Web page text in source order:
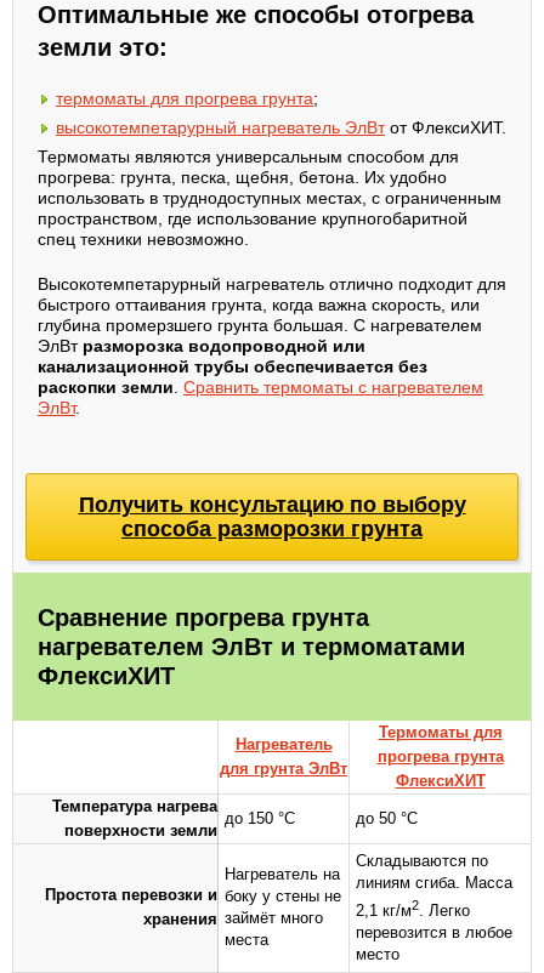
Оптимальные же способы отогрева
земли это:
термоматы для прогрева грунта;
высокотемпетарурный нагреватель ЭлВтот ФлексиХИТ.
Термоматы являются универсальным способом для
прогрева: грунта, песка, щебня, бетона. Их удобно
использовать в труднодоступных местах, с ограниченным
пространством, где использование крупногобаритной
спец техники невозможно.
Высокотемпетарурный нагреватель отлично подходит для
быстрого оттаивания грунта, когда важна скорость, или
глубина промерзшего грунта большая. С нагревателем
ЭлВт разморозка водопроводной или
канализационной трубы обеспечивается без
раскопки земли Сравнить термоматы с нагревателем
ЭлВт.
Получить консультацию по выбору
способа разморозки грунта
Сравнение прогрева грунта
нагревателем ЭлВт и термоматами
ФлексиХИТ
Нагреватель
для грунта ЭлВт
Термоматы для
прогрева грунта
ФлексиХИТ
Температура нагрева
поверхности земли
до 150 °C до 50 °C
Простота перевозки и
хранения
Нагреватель на
боку у стены не
займёт много
места
Складываются по
линиям сгиба. Масса
2,1 кг/м2. Легко
перевозится в любое
место